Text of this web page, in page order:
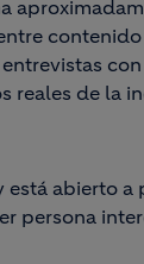
reales de la
está abierto a
persona